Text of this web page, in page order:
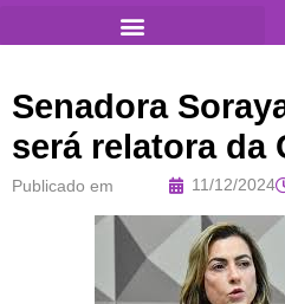
Senadora
será relatora da
Publicado em 11/12/2024